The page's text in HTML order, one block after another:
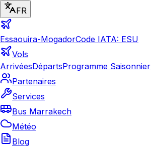
FR
Essaouira-MogadorCode IATA: ESU
Vols
ArrivéesDépartsProgramme Saisonnier
Partenaires
Services
Bus Marrakech
Météo
Blog